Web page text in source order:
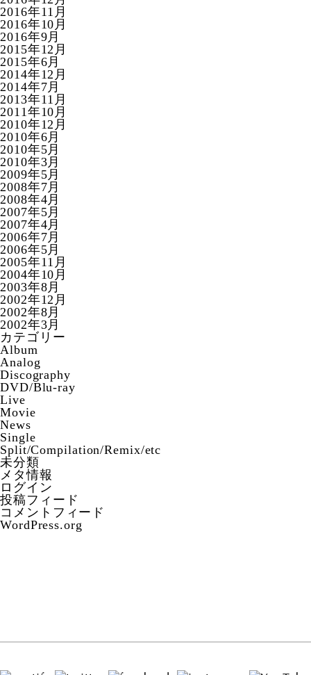
2016年11月
2016年10月
2016年9月
2015年12月
2015年6月
2014年12月
2014年7月
2013年11月
2011年10月
2010年12月
2010年6月
2010年5月
2010年3月
2009年5月
2008年7月
2008年4月
2007年5月
2007年4月
2006年7月
2006年5月
2005年11月
2004年10月
2003年8月
2002年12月
2002年8月
2002年3月
カテゴリー
Album
Analog
Discography
DVD/Blu-ray
Live
Movie
News
Single
Split/Compilation/Remix/etc
未分類
メタ情報
ログイン
投稿フィード
コメントフィード
WordPress.org